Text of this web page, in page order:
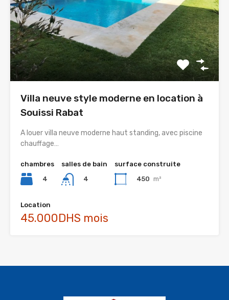
Villa neuve style moderne en location à
Souissi Rabat
A louer villa neuve moderne haut standing, avec piscine
chauffage…
chambres
4
salles de bain
4
surface construite
450 m²
Location
45.000DHS mois